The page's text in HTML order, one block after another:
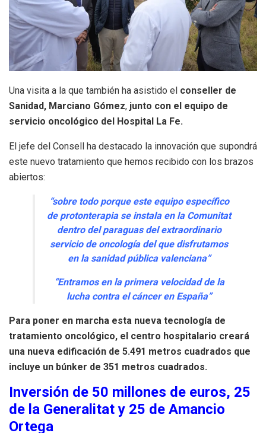
Una visita a la que también ha asistido el conseller de
Sanidad, Marciano Gómez, junto con el equipo de
servicio oncológico del Hospital La Fe.
El jefe del Consell ha destacado la innovación que supondrá
este nuevo tratamiento que hemos recibido con los brazos
abiertos:
“sobre todo porque este equipo específico
de protonterapia se instala en la Comunitat
dentro del paraguas del extraordinario
servicio de oncología del que disfrutamos
en la sanidad pública valenciana”
“Entramos en la primera velocidad de la
lucha contra el cáncer en España”
Para poner en marcha esta nueva tecnología de
tratamiento oncológico, el centro hospitalario creará
una nueva edificación de 5.491 metros cuadrados que
incluye un búnker de 351 metros cuadrados.
Inversión de 50 millones de euros, 25
de la Generalitat y 25 de Amancio
Ortega